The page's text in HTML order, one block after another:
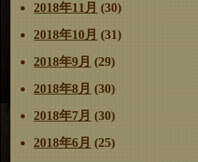
2018年11月 (30)
2018年10月 (31)
2018年9月 (29)
2018年8月 (30)
2018年7月 (30)
2018年6月 (25)